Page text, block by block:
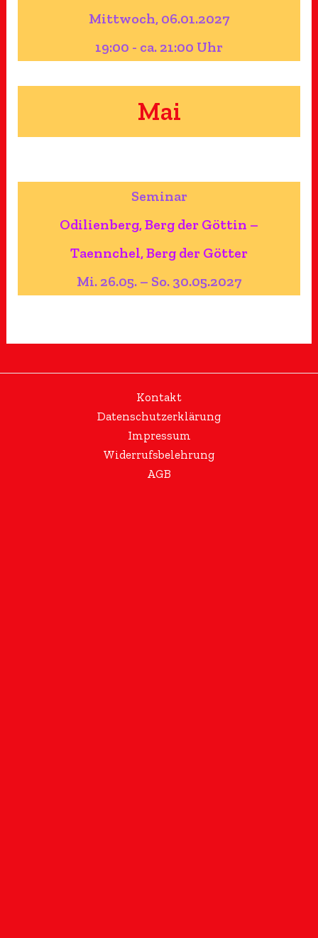
Mittwoch, 06.01.2027
19:00 - ca. 21:00 Uhr
Mai
Seminar
Odilienberg, Berg der Göttin –
Taennchel, Berg der Götter
Mi. 26.05. – So. 30.05.2027
Kontakt
Datenschutzerklärung
Impressum
Widerrufsbelehrung
AGB